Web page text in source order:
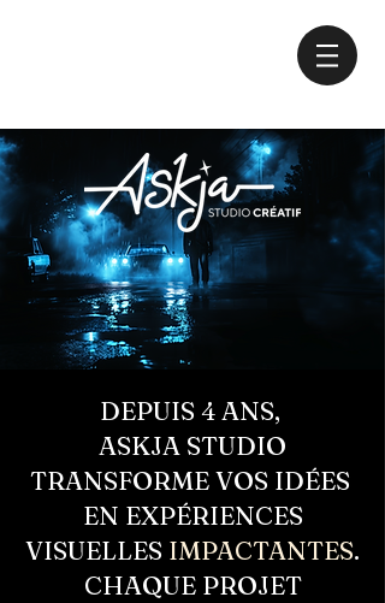
DEPUIS 4 ANS,
ASKJA STUDIO
TRANSFORME VOS IDÉES
EN EXPÉRIENCES
VISUELLES IMPACTANTES.
CHAQUE PROJET